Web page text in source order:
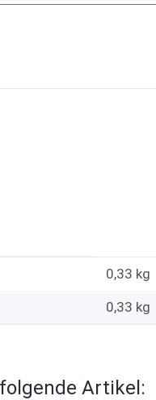
0,33 kg
0,33 kg
Artikel: